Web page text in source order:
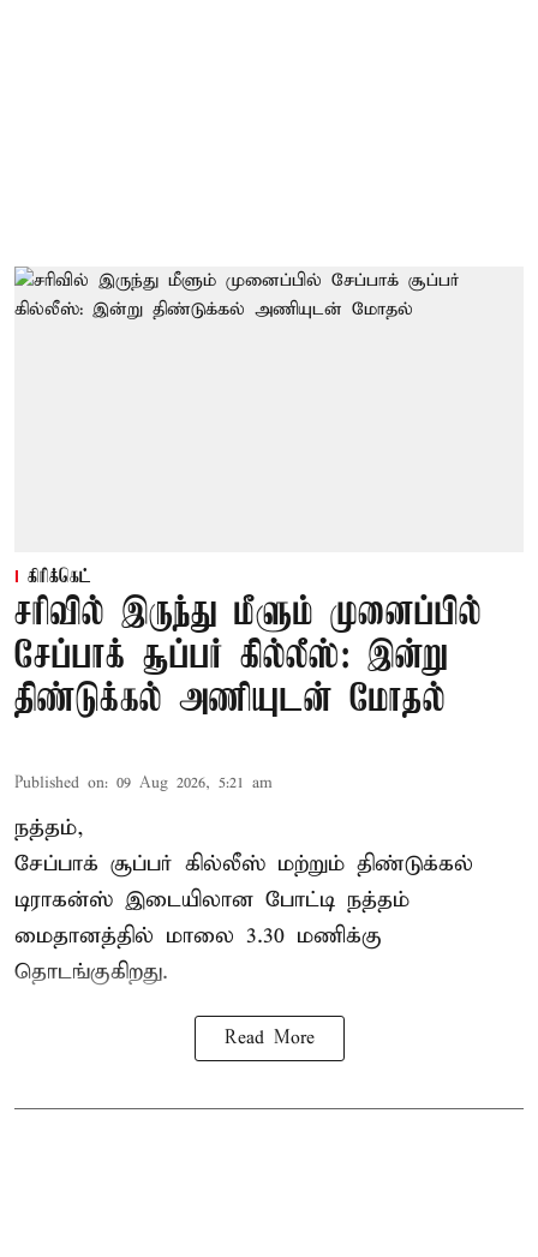
கிரிக்கெட்
சரிவில் இருந்து மீளும் முனைப்பில்
சேப்பாக் சூப்பர் கில்லீஸ்: இன்று
திண்டுக்கல் அணியுடன் மோதல்
Published on: 09 Aug 2026, 5:21 am
நத்தம்,
சேப்பாக் சூப்பர் கில்லீஸ் மற்றும் திண்டுக்கல்
டிராகன்ஸ் இடையிலான போட்டி நத்தம்
மைதானத்தில் மாலை 3.30 மணிக்கு
தொடங்குகிறது.
Read More